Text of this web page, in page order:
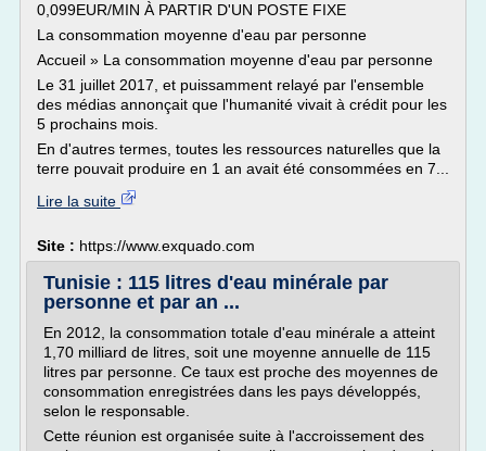
0,099EUR/MIN À PARTIR D'UN POSTE FIXE
La consommation moyenne d'eau par personne
Accueil » La consommation moyenne d'eau par personne
Le 31 juillet 2017, et puissamment relayé par l'ensemble
des médias annonçait que l'humanité vivait à crédit pour les
5 prochains mois.
En d'autres termes, toutes les ressources naturelles que la
terre pouvait produire en 1 an avait été consommées en 7...
Lire la suite
Site : https://www.exquado.com
Tunisie : 115 litres d'eau minérale par
personne et par an ...
En 2012, la consommation totale d'eau minérale a atteint
1,70 milliard de litres, soit une moyenne annuelle de 115
litres par personne. Ce taux est proche des moyennes de
consommation enregistrées dans les pays développés,
selon le responsable.
Cette réunion est organisée suite à l'accroissement des